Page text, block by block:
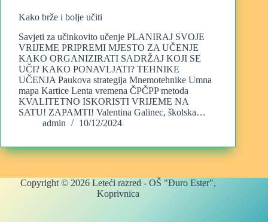
Kako brže i bolje učiti
Savjeti za učinkovito učenje PLANIRAJ SVOJE
VRIJEME PRIPREMI MJESTO ZA UČENJE
KAKO ORGANIZIRATI SADRŽAJ KOJI SE
UČI? KAKO PONAVLJATI? TEHNIKE
UČENJA Paukova strategija Mnemotehnike Umna
mapa Kartice Lenta vremena ČPČPP metoda
KVALITETNO ISKORISTI VRIJEME NA
SATU! ZAPAMTI! Valentina Galinec, školska…
admin
10/12/2024
Copyright © 2026 Leteći razred - OŠ "Đuro Ester",
Koprivnica